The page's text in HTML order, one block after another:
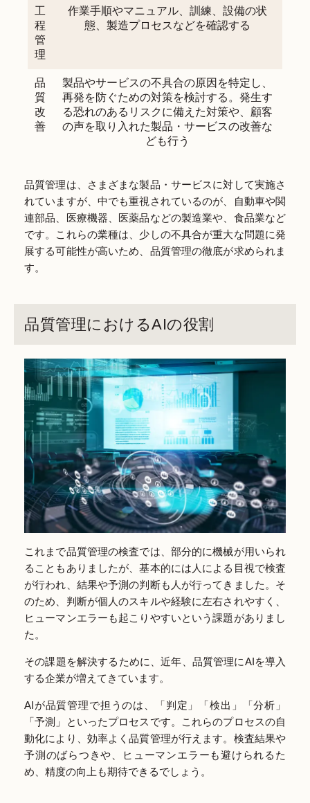
工
程
管
理
作業手順やマニュアル、訓練、設備の状
態、製造プロセスなどを確認する
品
質
改
善
製品やサービスの不具合の原因を特定し、
再発を防ぐための対策を検討する。発生す
る恐れのあるリスクに備えた対策や、顧客
の声を取り入れた製品・サービスの改善な
ども行う
品質管理は、さまざまな製品・サービスに対して実施さ
れていますが、中でも重視されているのが、自動車や関
連部品、医療機器、医薬品などの製造業や、食品業など
です。これらの業種は、少しの不具合が重大な問題に発
展する可能性が高いため、品質管理の徹底が求められま
す。
品質管理におけるAIの役割
これまで品質管理の検査では、部分的に機械が用いられ
ることもありましたが、基本的には人による目視で検査
が行われ、結果や予測の判断も人が行ってきました。そ
のため、判断が個人のスキルや経験に左右されやすく、
ヒューマンエラーも起こりやすいという課題がありまし
た。
その課題を解決するために、近年、品質管理にAIを導入
する企業が増えてきています。
AIが品質管理で担うのは、「判定」「検出」「分析」
「予測」といったプロセスです。これらのプロセスの自
動化により、効率よく品質管理が行えます。検査結果や
予測のばらつきや、ヒューマンエラーも避けられるた
め、精度の向上も期待できるでしょう。